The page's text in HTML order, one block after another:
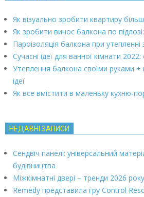
Як візуально зробити квартиру
Як зробити винос балкона по
Пароізоляція балкона при
Сучасні ідеї для ванної кімнати
Утеплення балкона своїми руками +
ідеї
Як все вмістити в маленьку кухню-
НЕДАВНІ ЗАПИСИ
Сендвіч панелі: універсальний
будівництва
Міжкімнатні двері – тренди 2026 року
Remedy представила гру Control